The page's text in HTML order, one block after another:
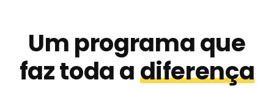
Um programa que
faz toda adiferença